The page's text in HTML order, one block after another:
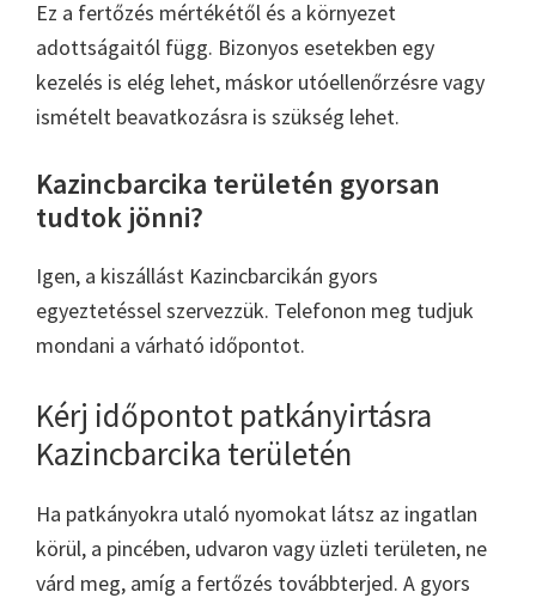
Ez a fertőzés mértékétől és a környezet
adottságaitól függ. Bizonyos esetekben egy
kezelés is elég lehet, máskor utóellenőrzésre vagy
ismételt beavatkozásra is szükség lehet.
Kazincbarcika területén gyorsan
tudtok jönni?
Igen, a kiszállást Kazincbarcikán gyors
egyeztetéssel szervezzük. Telefonon meg tudjuk
mondani a várható időpontot.
Kérj időpontot patkányirtásra
Kazincbarcika területén
Ha patkányokra utaló nyomokat látsz az ingatlan
körül, a pincében, udvaron vagy üzleti területen, ne
várd meg, amíg a fertőzés továbbterjed. A gyors